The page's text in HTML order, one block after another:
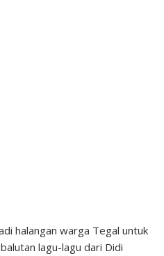
halangan warga Tegal untuk
lagu-lagu dari Didi